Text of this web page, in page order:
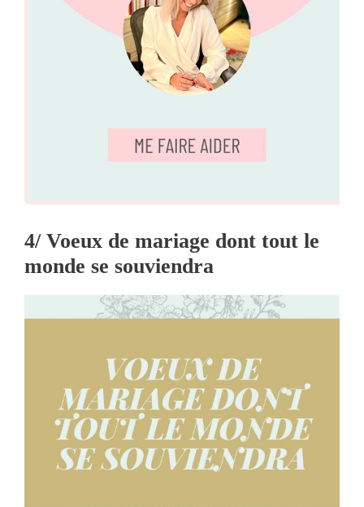
4/ Voeux de mariage dont tout le
monde se souviendra